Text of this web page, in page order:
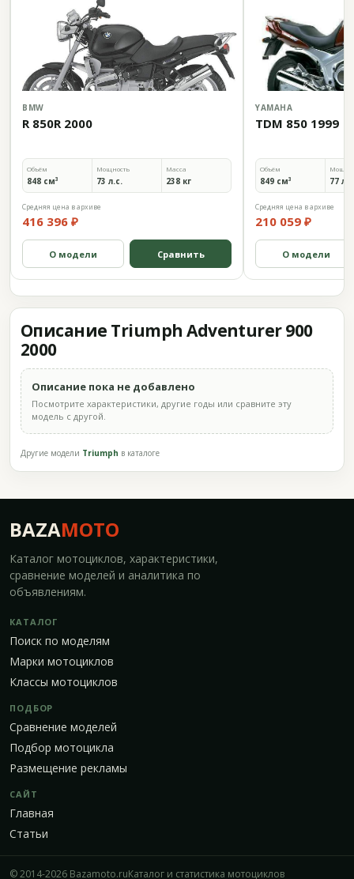
BMW
R 850R 2000
Объём
848 см³
Мощность
73 л.с.
Масса
238 кг
Средняя цена в архиве
416 396 ₽
О модели Сравнить
YAMAHA
TDM 850 1999
Объём
849 см³ 77
Средняя цена в архиве
210 059 ₽
О модели
Описание Triumph Adventurer 900
2000
Описание пока не добавлено
Посмотрите характеристики, другие годы или сравните эту
модель с другой.
Другие модели Triumph в каталоге
BAZAMOTO
Каталог мотоциклов, характеристики,
сравнение моделей и аналитика по
объявлениям.
КАТАЛОГ
Поиск по моделям
Марки мотоциклов
Классы мотоциклов
ПОДБОР
Сравнение моделей
Подбор мотоцикла
Размещение рекламы
САЙТ
Главная
Статьи
© 2014-2026 Bazamoto.ruКаталог и статистика мотоциклов